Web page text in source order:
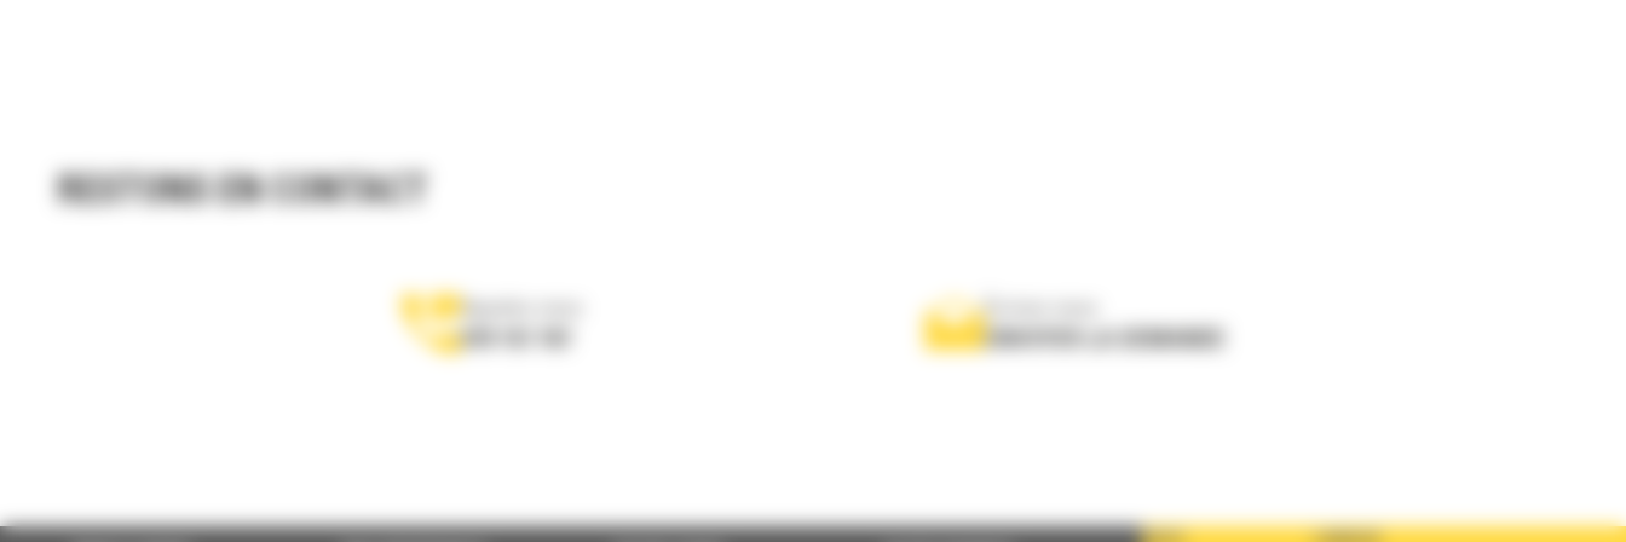
RESTONS EN CONTACT
Écrivez-nous
ENVOYER LA DEMANDE